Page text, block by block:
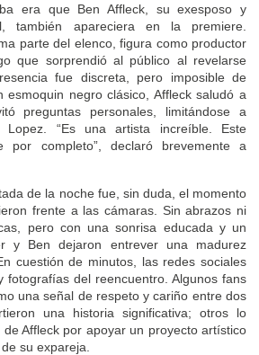
era que Ben Affleck, su exesposo y
también apareciera en la premiere.
parte del elenco, figura como productor
que sorprendió al público al revelarse
fue discreta, pero imposible de
esmoquin negro clásico, Affleck saludó a
preguntas personales, limitándose a
“Es una artista increíble. Este
por completo”, declaró brevemente a
de la noche fue, sin duda, el momento
frente a las cámaras. Sin abrazos ni
pero con una sonrisa educada y un
y Ben dejaron entrever una madurez
cuestión de minutos, las redes sociales
fotografías del reencuentro. Algunos fans
una señal de respeto y cariño entre dos
una historia significativa; otros lo
Affleck por apoyar un proyecto artístico
su expareja.